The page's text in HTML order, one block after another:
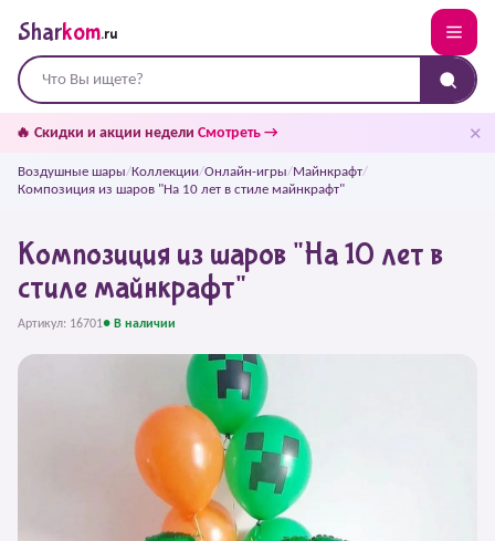
Sharkom.ru
🔥 Скидки и акции недели Смотреть → ✕
Воздушные шары/Коллекции/Онлайн-игры/Майнкрафт/
Композиция из шаров "На 10 лет в стиле майнкрафт"
Композиция из шаров "На 10 лет в
стиле майнкрафт"
Артикул: 16701● В наличии